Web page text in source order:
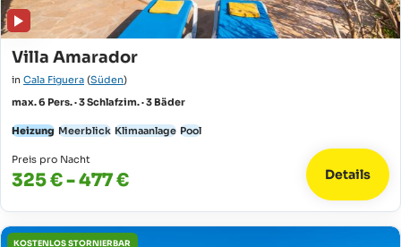
Villa Amarador
in Cala Figuera (Süden)
max. 6 Pers. · 3 Schlafzim. · 3 Bäder
Heizung Meerblick Klimaanlage Pool
Preis pro Nacht
325 € - 477 € Details
KOSTENLOS STORNIERBAR